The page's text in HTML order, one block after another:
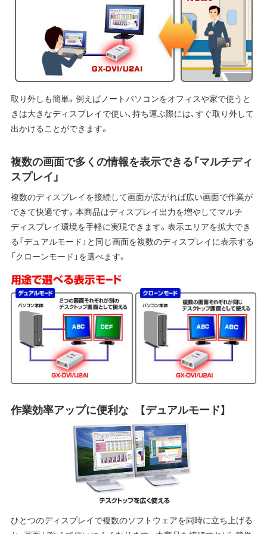
取り外しも簡単。例えばノートパソコンをオフィスや家で使うと
きは大きなディスプレイで使い、持ち運ぶ際には、すぐ取り外して
出かけることができます。
複数の画面で多くの情報を表示できる「マルチディ
スプレイ」
複数のディスプレイを接続して画面が広がれば広い画面で作業が
できて快適です。本商品はディスプレイ出力を増やしてマルチ
ディスプレイ環境を手軽に実現できます。表示エリアを拡大でき
る「デュアルモード」と同じ画面を複数のディスプレイに表示する
「クローンモード」を選べます。
作業効率アップに便利な 【デュアルモード】
ひとつのディスプレイで複数のソフトウェアを同時に立ち上げる